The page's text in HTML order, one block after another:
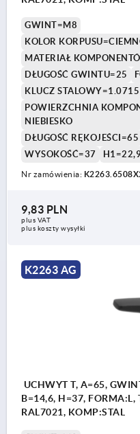
GWINT=M8
KOLOR
MATERIAŁ
DŁUGOŚĆ GWINTU=25
KLUCZ STALOWY=1.0715
POWIERZCHNIA
NIEBIESKO
DŁUGOŚĆ RĘKOJEŚCI=65
WYSOKOŚĆ=37
Nr zamówienia:
9,83 PLN
plus VAT
plus koszty wysyłki
K2263 AG
UCHWYT T, A=65,
B=14,6, H=37, FORMA:L,
RAL7021, KOMP:STAL